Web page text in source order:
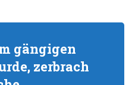
gängigen
zerbrach